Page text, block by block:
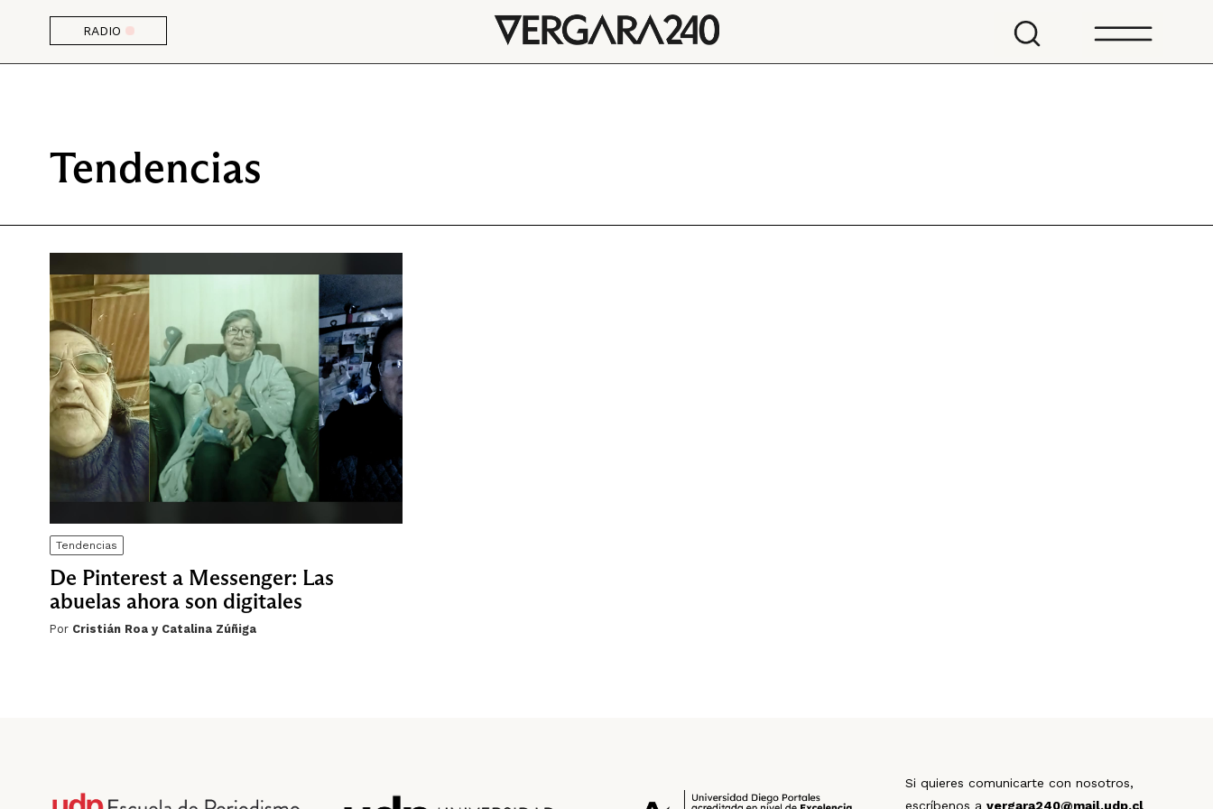
RADIO
Tendencias
Tendencias
De Pinterest a Messenger: Las
abuelas ahora son digitales
Por Cristián Roa y Catalina Zúñiga
Si quieres comunicarte con nosotros,
escríbenos a vergara240@mail.udp.cl